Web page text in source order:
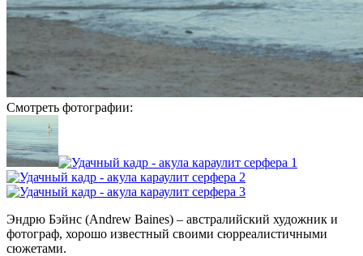
Смотреть фотографии:
Эндрю Бэйнс (Andrew Baines) – австралийский художник и
фотограф, хорошо известный своими сюрреалистичными
сюжетами.